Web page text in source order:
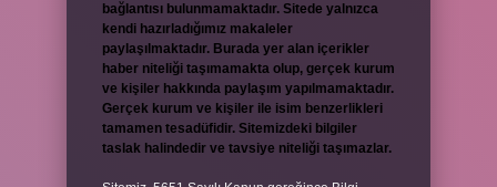
bağlantısı bulunmamaktadır. Sitede yalnızca
kendi hazırladığımız makaleler
paylaşılmaktadır. Burada yer alan içerikler
haber niteliği taşımamakta olup, gerçek kurum
ve kişiler hakkında paylaşım yapılmamaktadır.
Gerçek kurum ve kişiler ile isim benzerlikleri
tamamen tesadüfidir. Sitemizdeki bilgiler
taslak halindedir ve tavsiye niteliği taşımazlar.